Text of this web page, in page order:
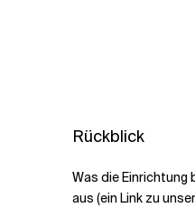
Rückblick
Was die
aus (ein Link zu